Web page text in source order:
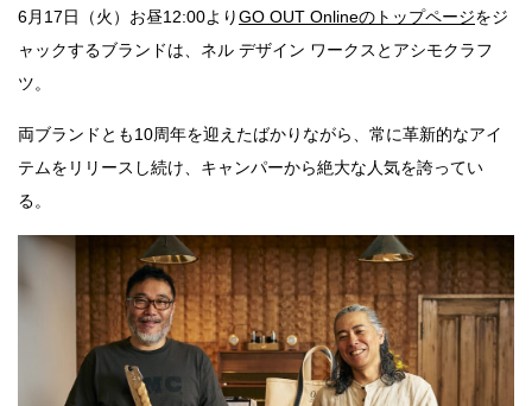
6月17日（火）お昼12:00よりGO OUT Onlineのトップページをジ
ャックするブランドは、ネル デザイン ワークスとアシモクラフ
ツ。
両ブランドとも10周年を迎えたばかりながら、常に革新的なアイ
テムをリリースし続け、キャンパーから絶大な人気を誇ってい
る。